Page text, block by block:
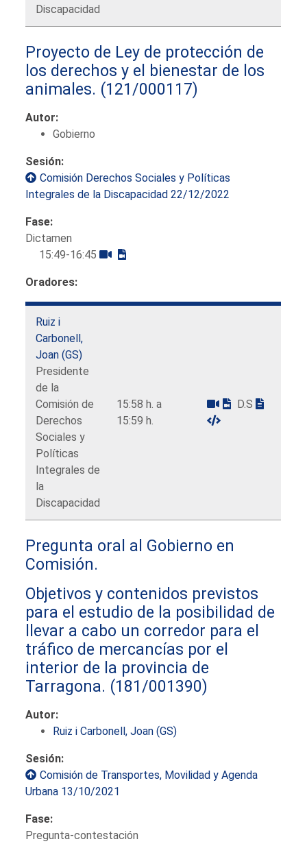
Discapacidad
Proyecto de Ley de protección de
los derechos y el bienestar de los
animales. (121/000117)
Autor:
Gobierno
Sesión:
Comisión Derechos Sociales y Políticas
Integrales de la Discapacidad 22/12/2022
Fase:
Dictamen
15:49-16:45
Oradores:
Ruiz i
Carbonell,
Joan (GS)
Presidente
de la
Comisión de
Derechos
Sociales y
Políticas
Integrales de
la
Discapacidad
15:58 h. a
15:59 h.
D.S
Pregunta oral al Gobierno en
Comisión.
Objetivos y contenidos previstos
para el estudio de la posibilidad de
llevar a cabo un corredor para el
tráfico de mercancías por el
interior de la provincia de
Tarragona. (181/001390)
Autor:
Ruiz i Carbonell, Joan (GS)
Sesión:
Comisión de Transportes, Movilidad y Agenda
Urbana 13/10/2021
Fase:
Pregunta-contestación